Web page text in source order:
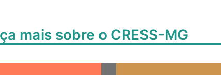
mais sobre o CRESS-MG